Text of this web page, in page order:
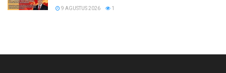
9 AGUSTUS 2026 1